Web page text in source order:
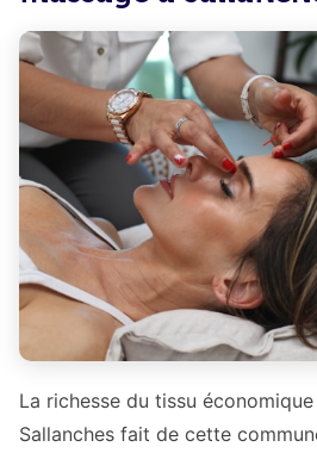
La richesse du tissu
Sallanches fait de cette